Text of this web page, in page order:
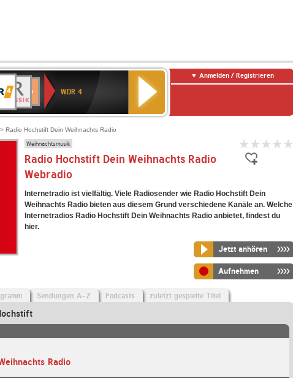
KLASSIK
Deutschlandfunk
Kultur
WDR 4
Anmelden / Registrieren
> Radio Hochstift Dein Weihnachts Radio
Weihnachtsmusik
Radio Hochstift Dein Weihnachts Radio
Webradio
Internetradio ist vielfältig. Viele Radiosender wie Radio Hochstift Dein
Weihnachts Radio bieten aus diesem Grund verschiedene Kanäle an. Welche
Internetradios Radio Hochstift Dein Weihnachts Radio anbietet, findest du
hier.
Jetzt anhören
Aufnehmen
Sendungen A-Z Podcasts zuletzt gespielte Titel
Radio